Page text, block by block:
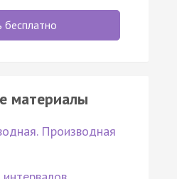
бесплатно
материалы
Производная